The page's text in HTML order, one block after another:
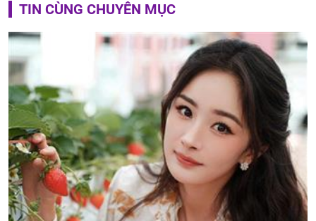
TIN CÙNG CHUYÊN MỤC